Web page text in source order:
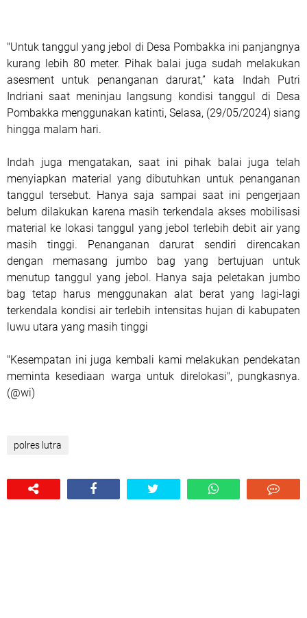
"Untuk tanggul yang jebol di Desa Pombakka ini panjangnya
kurang lebih 80 meter. Pihak balai juga sudah melakukan
asesment untuk penanganan darurat,” kata Indah Putri
Indriani saat meninjau langsung kondisi tanggul di Desa
Pombakka menggunakan katinti, Selasa, (29/05/2024) siang
hingga malam hari.
Indah juga mengatakan, saat ini pihak balai juga telah
menyiapkan material yang dibutuhkan untuk penanganan
tanggul tersebut. Hanya saja sampai saat ini pengerjaan
belum dilakukan karena masih terkendala akses mobilisasi
material ke lokasi tanggul yang jebol terlebih debit air yang
masih tinggi. Penanganan darurat sendiri direncakan
dengan memasang jumbo bag yang bertujuan untuk
menutup tanggul yang jebol. Hanya saja peletakan jumbo
bag tetap harus menggunakan alat berat yang lagi-lagi
terkendala kondisi air terlebih intensitas hujan di kabupaten
luwu utara yang masih tinggi
"Kesempatan ini juga kembali kami melakukan pendekatan
meminta kesediaan warga untuk direlokasi", pungkasnya.
(@wi)
polres lutra